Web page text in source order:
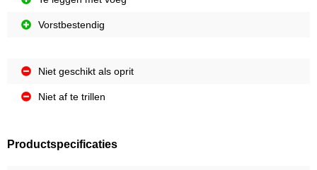
Vorstbestendig
Niet geschikt als oprit
Niet af te trillen
Productspecificaties